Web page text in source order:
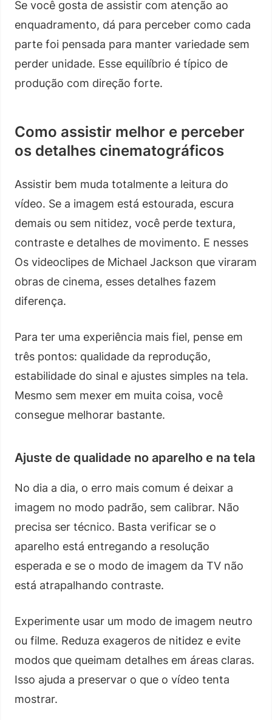
Se você gosta de assistir com atenção ao
enquadramento, dá para perceber como cada
parte foi pensada para manter variedade sem
perder unidade. Esse equilíbrio é típico de
produção com direção forte.
Como assistir melhor e perceber
os detalhes cinematográficos
Assistir bem muda totalmente a leitura do
vídeo. Se a imagem está estourada, escura
demais ou sem nitidez, você perde textura,
contraste e detalhes de movimento. E nesses
Os videoclipes de Michael Jackson que viraram
obras de cinema, esses detalhes fazem
diferença.
Para ter uma experiência mais fiel, pense em
três pontos: qualidade da reprodução,
estabilidade do sinal e ajustes simples na tela.
Mesmo sem mexer em muita coisa, você
consegue melhorar bastante.
Ajuste de qualidade no aparelho e na tela
No dia a dia, o erro mais comum é deixar a
imagem no modo padrão, sem calibrar. Não
precisa ser técnico. Basta verificar se o
aparelho está entregando a resolução
esperada e se o modo de imagem da TV não
está atrapalhando contraste.
Experimente usar um modo de imagem neutro
ou filme. Reduza exageros de nitidez e evite
modos que queimam detalhes em áreas claras.
Isso ajuda a preservar o que o vídeo tenta
mostrar.